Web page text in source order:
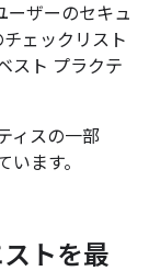
ーザーのセキュ
ェックリスト
スト プラクテ
ィスの一部
います。
トを最